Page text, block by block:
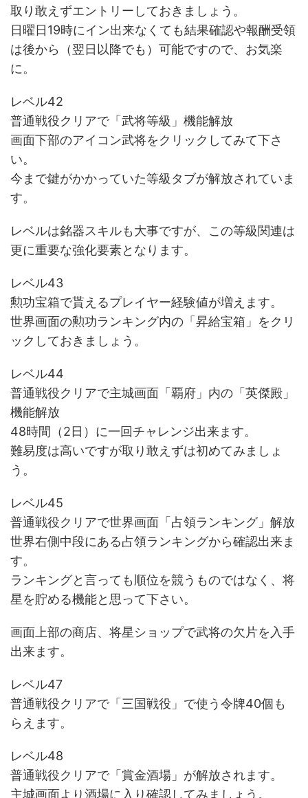
取り敢えずエントリーしておきましょう。
日曜日19時にイン出来なくても結果確認や報酬受領
は後から（翌日以降でも）可能ですので、お気楽
に。
レベル42
普通戦役クリアで「武将等級」機能解放
画面下部のアイコン武将をクリックしてみて下さ
い。
今まで鍵がかかっていた等級タブが解放されていま
す。
レベルは銘器スキルも大事ですが、この等級関連は
更に重要な強化要素となります。
レベル43
勲功宝箱で貰えるプレイヤー経験値が増えます。
世界画面の勲功ランキング内の「昇給宝箱」をクリ
ックしておきましょう。
レベル44
普通戦役クリアで主城画面「覇府」内の「英傑殿」
機能解放
48時間（2日）に一回チャレンジ出来ます。
難易度は高いですが取り敢えずは初めてみましょ
う。
レベル45
普通戦役クリアで世界画面「占領ランキング」解放
世界右側中段にある占領ランキングから確認出来ま
す。
ランキングと言っても順位を競うものではなく、将
星を貯める機能と思って下さい。
画面上部の商店、将星ショップで武将の欠片を入手
出来ます。
レベル47
普通戦役クリアで「三国戦役」で使う令牌40個も
らえます。
レベル48
普通戦役クリアで「賞金酒場」が解放されます。
主城画面より酒場に入り確認してみましょう。